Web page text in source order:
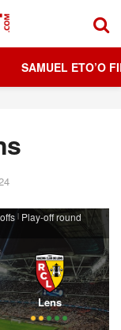
SAMUEL ETO’O
| Play-off round
Lens